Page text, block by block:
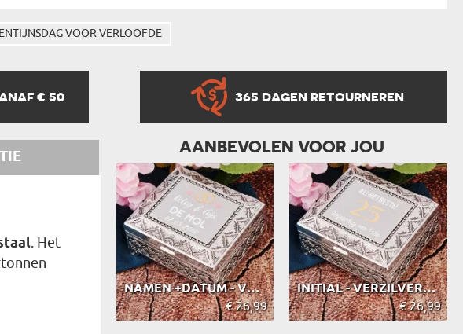
VOOR VERLOOFDE
€ 50 365 DAGEN RETOURNEREN
. Het
AANBEVOLEN VOOR JOU
NAMEN +DATUM - VERZILVERDE KISTJE
€ 26,99
INITIAL - VERZILVERDE KISTJE
€ 26,99